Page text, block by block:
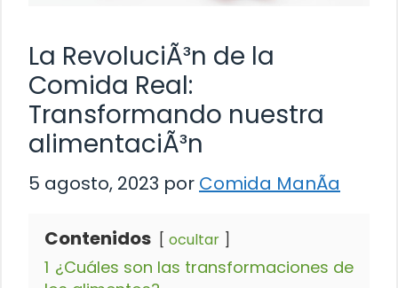
La RevoluciÃ³n de la
Comida Real:
Transformando nuestra
alimentaciÃ³n
5 agosto, 2023 por Comida ManÃ­a
Contenidos ocultar
1 ¿Cuáles son las transformaciones de